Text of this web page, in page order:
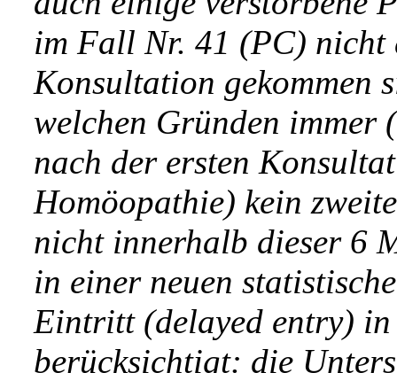
im Fall Nr. 41 (PC) nicht
Konsultation gekommen
welchen Gründen immer
nach der ersten
Homöopathie) kein
nicht innerhalb dieser 6
in einer neuen
Eintritt (delayed entry)
berücksichtigt: die